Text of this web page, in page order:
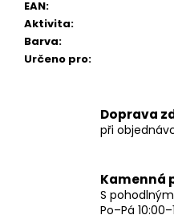
EAN:
Aktivita:
Barva:
Určeno pro:
Doprava
při
Kamenná
S
Po–Pá